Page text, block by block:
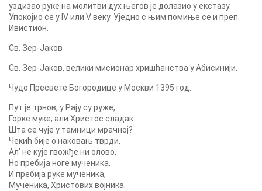
уздизао руке на молитви дух његов је долазио у екстазу.
Упокојио се у IV или V веку. Уједно с њим помиње се и преп.
Ивистион.
Св. Зер-Јаков
Св. Зер-Јаков, велики мисионар хришћанства у Абисинији.
Чудо Пресвете Богородице у Москви 1395 год.
Пут је трнов, у Рају су руже,
Горке муке, али Христос сладак.
Шта се чује у тамници мрачној?
Чекић бије о наковањ тврди,
Ал’ не кује гвожђе ни олово,
Но пребија ноге мученика,
И пребија руке мученика,
Мученика, Христових војника.